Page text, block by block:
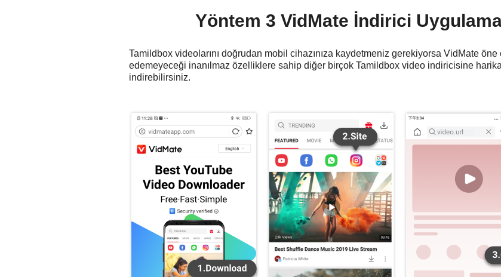
Yöntem 3 VidMate İndirici
Tamildbox videolarını doğrudan mobil cihazınıza kaydetmeniz gerekiyorsa VidMate öne
edemeyeceği inanılmaz özelliklere sahip diğer birçok Tamildbox video indiricisine
indirebilirsiniz.